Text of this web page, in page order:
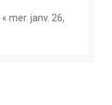
« mer. janv. 26,